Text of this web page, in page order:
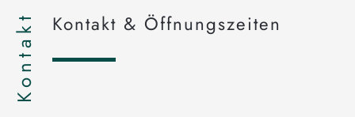
Kontakt Kontakt & Öffnungszeiten